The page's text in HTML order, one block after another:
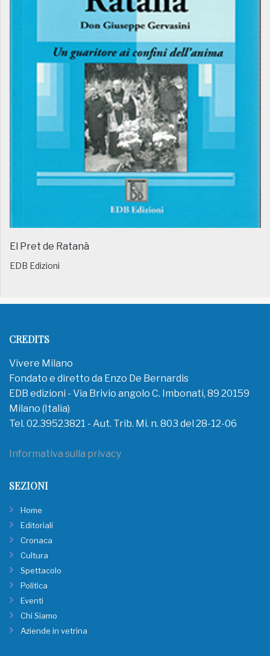
El Pret de Ratanà
EDB Edizioni
CREDITS
Vivere Milano
Fondato e diretto da Enzo De Bernardis
EDB edizioni - Via Brivio angolo C. Imbonati, 89 20159
Milano (Italia)
Tel. 02.39523821 - Aut. Trib. Mi. n. 803 del 28-12-06
Informativa sulla privacy
SEZIONI
Home
Editoriali
Cronaca
Cultura
Spettacolo
Politica
Eventi
Chi Siamo
Aziende in vetrina